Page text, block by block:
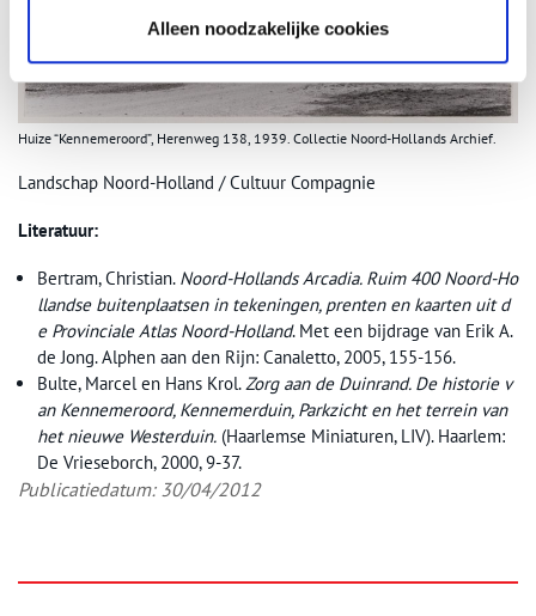
Alleen noodzakelijke cookies
Huize “Kennemeroord”, Herenweg 138, 1939. Collectie Noord-Hollands Archief.
Landschap Noord-Holland / Cultuur Compagnie
Literatuur:
Bertram, Christian. Noord-Hollands Arcadia. Ruim 400 Noord-Ho
llandse buitenplaatsen in tekeningen, prenten en kaarten uit d
e Provinciale Atlas Noord-Holland. Met een bijdrage van Erik A.
de Jong. Alphen aan den Rijn: Canaletto, 2005, 155-156.
Bulte, Marcel en Hans Krol.Zorg aan de Duinrand. De historie v
an Kennemeroord, Kennemerduin, Parkzicht en het terrein van
het nieuwe Westerduin. (Haarlemse Miniaturen, LIV). Haarlem:
De Vrieseborch, 2000, 9-37.
Publicatiedatum: 30/04/2012